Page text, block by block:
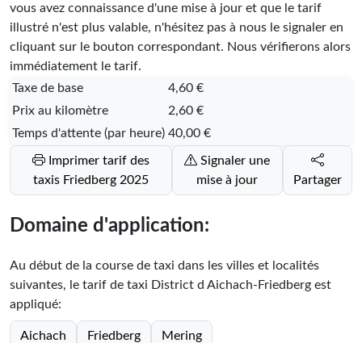
vous avez connaissance d'une mise à jour et que le tarif
illustré n'est plus valable, n'hésitez pas à nous le signaler en
cliquant sur le bouton correspondant. Nous vérifierons alors
immédiatement le tarif.
Taxe de base
4,60 €
Prix au kilomètre
2,60 €
Temps d'attente (par heure) 40,00 €
Imprimer tarif des
taxis Friedberg 2025
Signaler une
mise à jour
Partager
Domaine d'application:
Au début de la course de taxi dans les villes et localités
suivantes, le tarif de taxi District d Aichach-Friedberg est
appliqué:
Aichach Friedberg Mering